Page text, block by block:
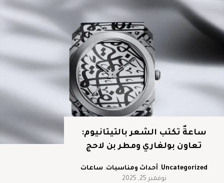
ساعةٌ تكتب الشعر بالتيتانيوم:
تعاون بولغاري ومطر بن لاحج
Uncategorized
,أحداث ومناسبات,ساعات
نوفمبر 25, 2025